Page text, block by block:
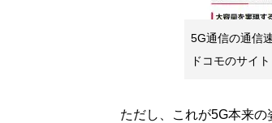
5G通信の通信
ドコモのサイト
ただし、これが5G本来の